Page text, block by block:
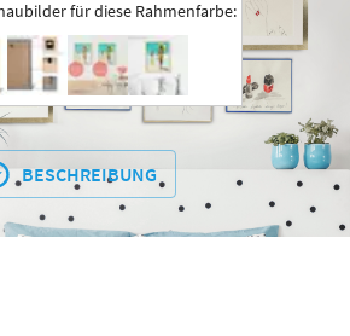
für diese Rahmenfarbe:
BESCHREIBUNG